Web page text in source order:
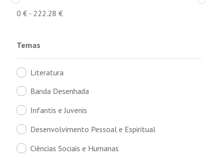
0 €- 222.28 €
Temas
Literatura
Banda Desenhada
Infantis e Juvenis
Desenvolvimento Pessoal e Espiritual
Ciências Sociais e Humanas